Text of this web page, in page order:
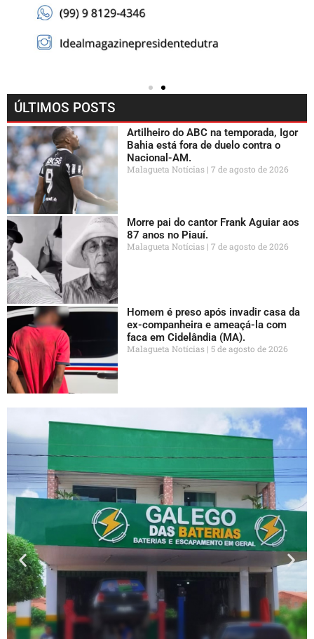
ÚLTIMOS POSTS
Artilheiro do ABC na temporada, Igor
Bahia está fora de duelo contra o
Nacional-AM.
Malagueta Notícias 7 de agosto de 2026
Morre pai do cantor Frank Aguiar aos
87 anos no Piauí.
Malagueta Notícias 7 de agosto de 2026
Homem é preso após invadir casa da
ex-companheira e ameaçá-la com
faca em Cidelândia (MA).
Malagueta Notícias 5 de agosto de 2026